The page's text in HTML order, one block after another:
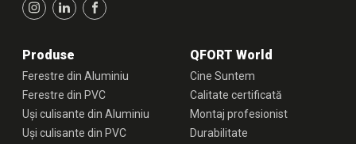
Produse
Ferestre din Aluminiu
Ferestre din PVC
Uși culisante din Aluminiu
Uși culisante din PVC
QFORT World
Cine Suntem
Calitate certificată
Montaj profesionist
Durabilitate